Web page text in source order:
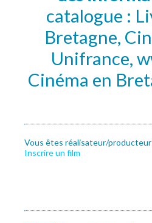
catalogue :
Bretagne,
Unifrance,
Cinéma en
Vous êtes réalisateur/producteur
Inscrire un film